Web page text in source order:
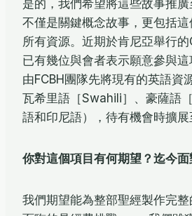
是的，我們希望將這些故事推廣
不僅是關鍵概念故事，更包括
所有資源。近期於肯尼亞舉行的
已有幾位與會者表示願意參與
由FCBH團隊先將現有的英語資
瓦希里語［Swahili］、豪薩語
語和印尼語），待有機會時擴展
你對這個項目有何期望？迄今面
我們期望能為整部聖經製作完